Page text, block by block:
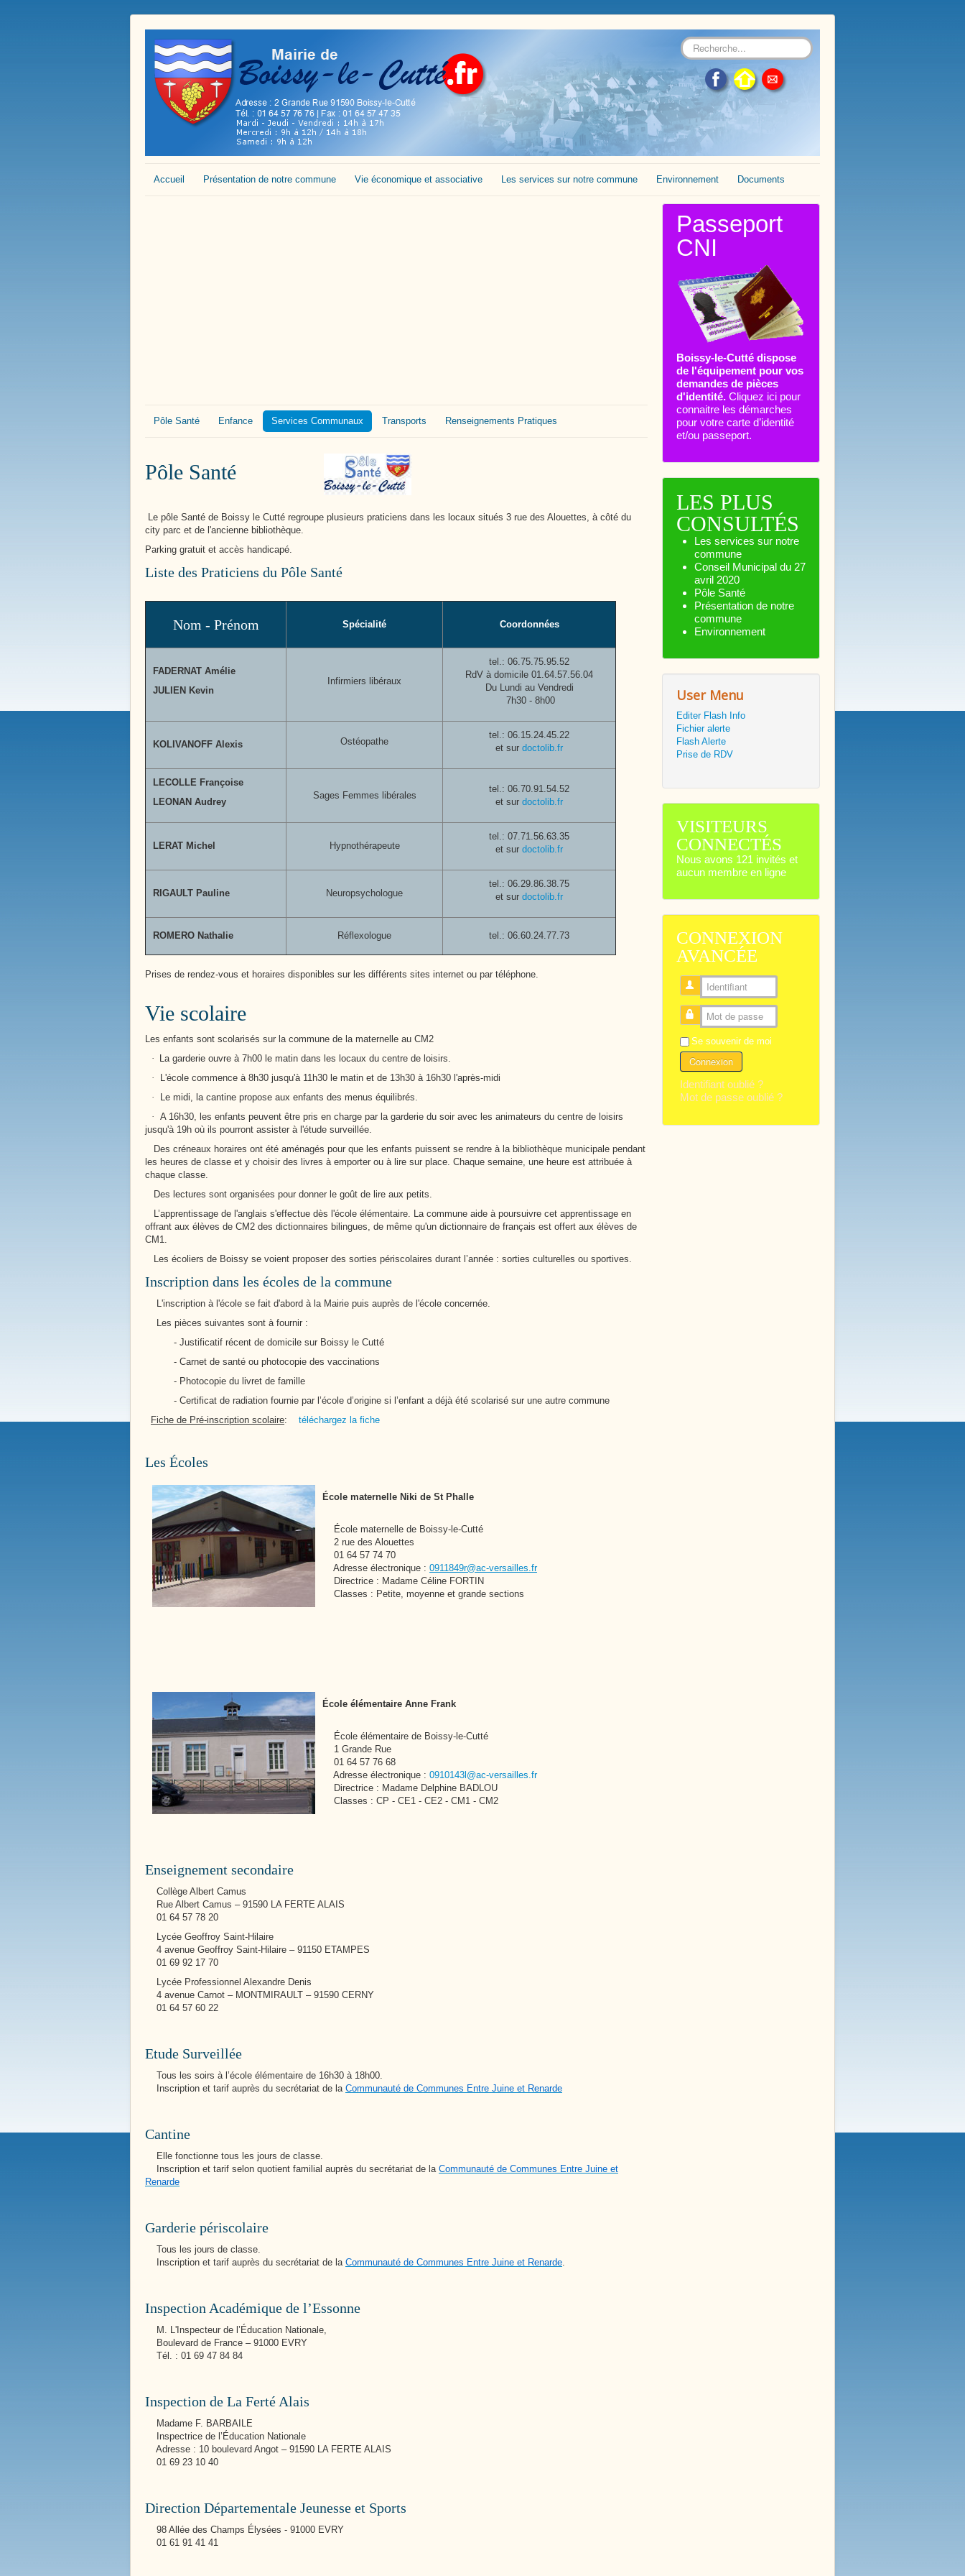
Rechercher
Accueil Présentation de notre commune Vie économique et associative Les services sur notre commune Environnement Documents
Bienvenue à
Boissy le Cutté
Bienvenue à
Boissy le Cutté
La Mare Aux Roches
Notre Patrimoine
Ecole / Ancienne Mairie
Nos Services Communaux
Ecole Anne Frank
Nos Services Communaux
Nos Services Communaux
La Mairie
Pôle Santé Enfance Services Communaux Transports Renseignements Pratiques
Pôle Santé
Le pôle Santé de Boissy le Cutté regroupe plusieurs praticiens dans les locaux situés 3 rue des Alouettes, à côté du
city parc et de l'ancienne bibliothèque.
Parking gratuit et accès handicapé.
Liste des Praticiens du Pôle Santé
Nom - Prénom Spécialité Coordonnées
FADERNAT Amélie
JULIEN Kevin
Infirmiers libéraux
tel.: 06.75.75.95.52
RdV à domicile 01.64.57.56.04
Du Lundi au Vendredi
7h30 - 8h00
KOLIVANOFF Alexis Ostéopathe
tel.: 06.15.24.45.22
et sur doctolib.fr
LECOLLE Françoise
LEONAN Audrey
Sages Femmes libérales
tel.: 06.70.91.54.52
et sur doctolib.fr
LERAT Michel Hypnothérapeute
tel.: 07.71.56.63.35
et sur doctolib.fr
RIGAULT Pauline Neuropsychologue
tel.: 06.29.86.38.75
et sur doctolib.fr
ROMERO Nathalie Réflexologue tel.: 06.60.24.77.73
Prises de rendez-vous et horaires disponibles sur les différents sites internet ou par téléphone.
Vie scolaire
Les enfants sont scolarisés sur la commune de la maternelle au CM2
·
La garderie ouvre à 7h00 le matin dans les locaux du centre de loisirs.
·
L'école commence à 8h30 jusqu'à 11h30 le matin et de 13h30 à 16h30 l'après-midi
·
Le midi, la cantine propose aux enfants des menus équilibrés.
· A 16h30, les enfants peuvent être pris en charge par la garderie du soir avec les animateurs du centre de loisirs
jusqu'à 19h où ils pourront assister à l'étude surveillée.
Des créneaux horaires ont été aménagés pour que les enfants puissent se rendre à la bibliothèque municipale pendant
les heures de classe et y choisir des livres à emporter ou à lire sur place. Chaque semaine, une heure est attribuée à
chaque classe.
Des lectures sont organisées pour donner le goût de lire aux petits.
L’apprentissage de l'anglais s'effectue dès l'école élémentaire. La commune aide à poursuivre cet apprentissage en
offrant aux élèves de CM2 des dictionnaires bilingues, de même qu'un dictionnaire de français est offert aux élèves de
CM1.
Les écoliers de Boissy se voient proposer des sorties périscolaires durant l’année : sorties culturelles ou sportives.
Inscription dans les écoles de la commune
L'inscription à l'école se fait d'abord à la Mairie puis auprès de l'école concernée.
Les pièces suivantes sont à fournir :
- Justificatif récent de domicile sur Boissy le Cutté
- Carnet de santé ou photocopie des vaccinations
- Photocopie du livret de famille
- Certificat de radiation fournie par l’école d’origine si l’enfant a déjà été scolarisé sur une autre commune
Fiche de Pré-inscription scolaire: téléchargez la fiche
Les Écoles
École maternelle Niki de St Phalle
École maternelle de Boissy-le-Cutté
2 rue des Alouettes
01 64 57 74 70
Adresse électronique : 0911849r@ac-versailles.fr
Directrice : Madame Céline FORTIN
Classes : Petite, moyenne et grande sections
École élémentaire Anne Frank
École élémentaire de Boissy-le-Cutté
1 Grande Rue
01 64 57 76 68
Adresse électronique : 0910143l@ac-versailles.fr
Directrice : Madame Delphine BADLOU
Classes : CP - CE1 - CE2 - CM1 - CM2
Enseignement secondaire
Collège Albert Camus
Rue Albert Camus – 91590 LA FERTE ALAIS
01 64 57 78 20
Lycée Geoffroy Saint-Hilaire
4 avenue Geoffroy Saint-Hilaire – 91150 ETAMPES
01 69 92 17 70
Lycée Professionnel Alexandre Denis
4 avenue Carnot – MONTMIRAULT – 91590 CERNY
01 64 57 60 22
Etude Surveillée
Tous les soirs à l’école élémentaire de 16h30 à 18h00.
Inscription et tarif auprès du secrétariat de la Communauté de Communes Entre Juine et Renarde
Cantine
Elle fonctionne tous les jours de classe.
Inscription et tarif selon quotient familial auprès du secrétariat de la Communauté de Communes Entre Juine et
Renarde
Garderie périscolaire
Tous les jours de classe.
Inscription et tarif auprès du secrétariat de la Communauté de Communes Entre Juine et Renarde.
Inspection Académique de l’Essonne
M. L'Inspecteur de l’Éducation Nationale,
Boulevard de France – 91000 EVRY
Tél. : 01 69 47 84 84
Inspection de La Ferté Alais
Madame F. BARBAILE
Inspectrice de l’Éducation Nationale
Adresse : 10 boulevard Angot – 91590 LA FERTE ALAIS
01 69 23 10 40
Direction Départementale Jeunesse et Sports
98 Allée des Champs Élysées - 91000 EVRY
01 61 91 41 41
Passeport
CNI
Boissy-le-Cutté dispose
de l'équipement pour vos
demandes de pièces
d'identité. Cliquez ici pour
connaitre les démarches
pour votre carte d’identité
et/ou passeport.
LES PLUS
CONSULTÉS
Les services sur notre
commune
Conseil Municipal du 27
avril 2020
Pôle Santé
Présentation de notre
commune
Environnement
User Menu
Editer Flash Info
Fichier alerte
Flash Alerte
Prise de RDV
VISITEURS
CONNECTÉS
Nous avons 121 invités et
aucun membre en ligne
CONNEXION
AVANCÉE
Identifiant
Mot de passe
Se souvenir de moi
Connexion
Identifiant oublié ?
Mot de passe oublié ?